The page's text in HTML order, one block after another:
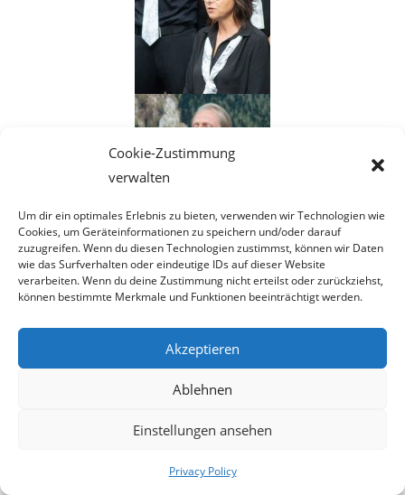
Cookie-Zustimmung
verwalten
Um dir ein optimales Erlebnis zu bieten, verwenden wir Technologien wie
Cookies, um Geräteinformationen zu speichern und/oder darauf
zuzugreifen. Wenn du diesen Technologien zustimmst, können wir Daten
wie das Surfverhalten oder eindeutige IDs auf dieser Website
verarbeiten. Wenn du deine Zustimmung nicht erteilst oder zurückziehst,
können bestimmte Merkmale und Funktionen beeinträchtigt werden.
Akzeptieren
Ablehnen
Einstellungen ansehen
Privacy Policy